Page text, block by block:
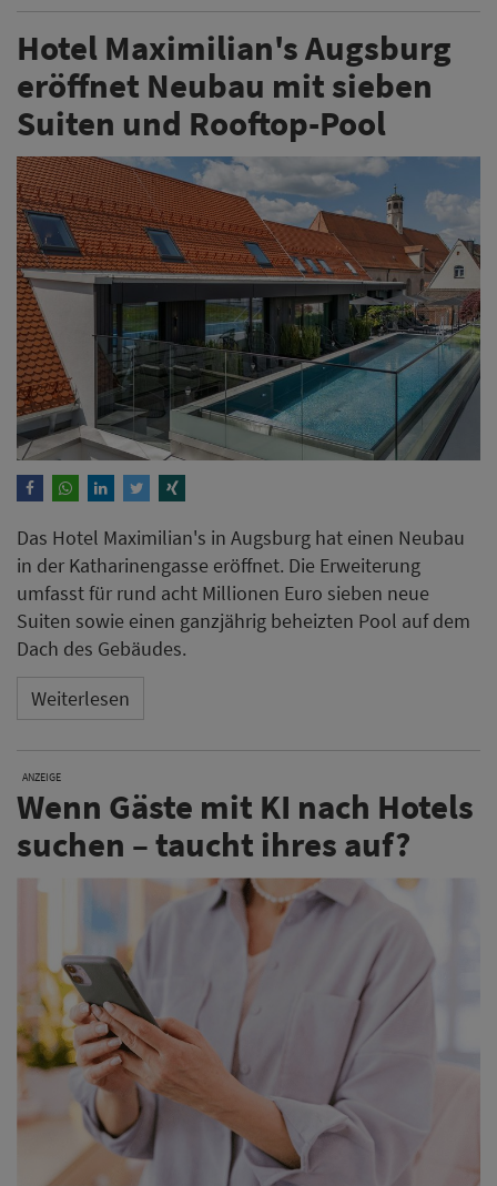
Hotel Maximilian's Augsburg
eröffnet Neubau mit sieben
Suiten und Rooftop-Pool
Das Hotel Maximilian's in Augsburg hat einen Neubau
in der Katharinengasse eröffnet. Die Erweiterung
umfasst für rund acht Millionen Euro sieben neue
Suiten sowie einen ganzjährig beheizten Pool auf dem
Dach des Gebäudes.
Weiterlesen
ANZEIGE
Wenn Gäste mit KI nach Hotels
suchen – taucht ihres auf?